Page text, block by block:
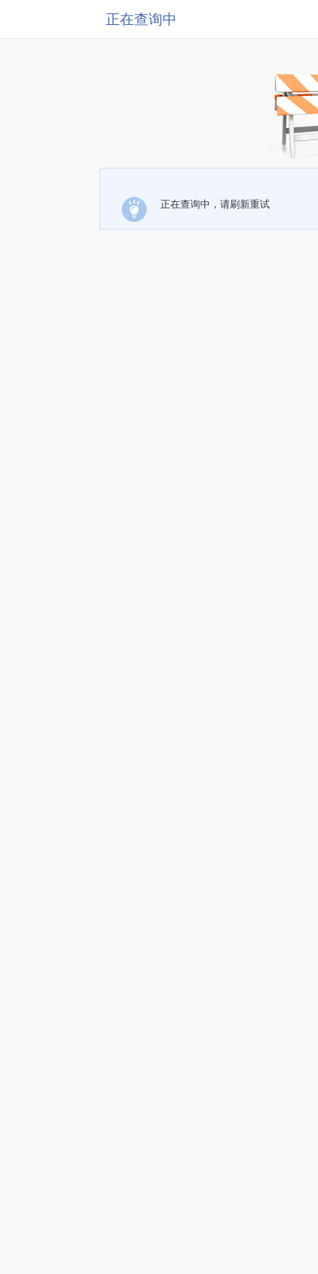
正在查询中
正在查询中，请刷新重试